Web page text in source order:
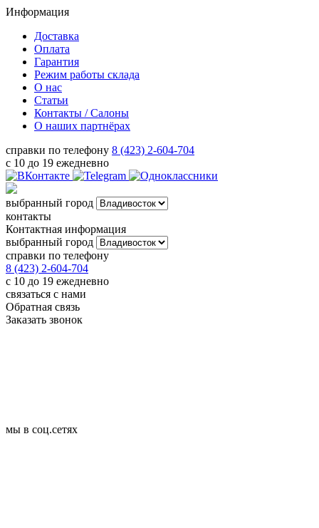
Информация
Доставка
Оплата
Гарантия
Режим работы склада
О нас
Статьи
Контакты / Салоны
О наших партнёрах
справки по телефону 8 (423) 2-604-704
с 10 до 19 ежедневно
выбранный город
контакты
Контактная информация
выбранный город
справки по телефону
8 (423) 2-604-704
с 10 до 19 ежедневно
связаться с нами
Обратная связь
Заказать звонок
мы в соц.сетях